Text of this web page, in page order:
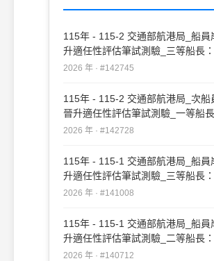
115年 - 115-2 交通部航港局_船員
升適任性評估筆試測驗_三等船長：
務#142745
2026 年 · #142745
115年 - 115-2 交通部航港局_次船
晉升適任性評估筆試測驗_一等船長
實務#142728
2026 年 · #142728
115年 - 115-1 交通部航港局_船員
升適任性評估筆試測驗_三等船長：
務#141008
2026 年 · #141008
115年 - 115-1 交通部航港局_船員
升適任性評估筆試測驗_二等船長：
務#140712
2026 年 · #140712